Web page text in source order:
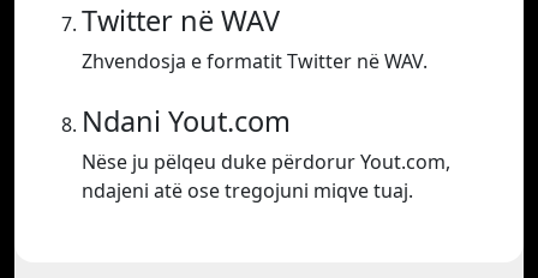
Twitter në WAV
Zhvendosja e formatit Twitter në WAV.
Ndani Yout.com
Nëse ju pëlqeu duke përdorur Yout.com,
ndajeni atë ose tregojuni miqve tuaj.